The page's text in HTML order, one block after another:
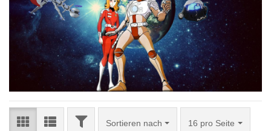
FILTERSortieren nach
Sortieren nach 16 pro Seite
pro Seite